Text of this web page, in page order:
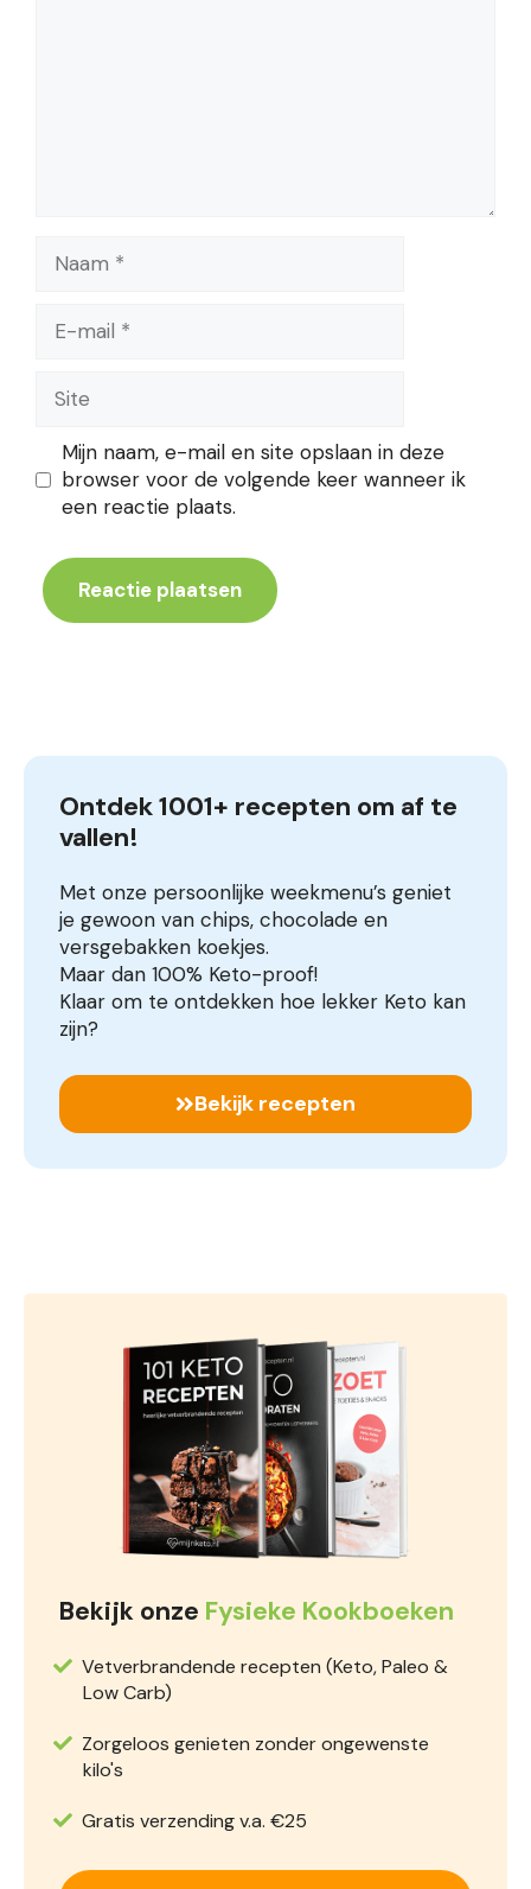
mail
Mijn naam, e-mail en site opslaan in deze
browser voor de volgende keer wanneer ik
een reactie plaats.
Ontdek 1001+ recepten om af te
vallen!
Met onze persoonlijke weekmenu’s geniet
je gewoon van chips, chocolade en
versgebakken koekjes.
Maar dan 100% Keto-proof!
Klaar om te ontdekken hoe lekker Keto kan
zijn?
Bekijk recepten
Bekijk onze Fysieke Kookboeken
Vetverbrandende recepten (Keto, Paleo &
Low Carb)
Zorgeloos genieten zonder ongewenste
kilo's
Gratis verzending v.a. €25